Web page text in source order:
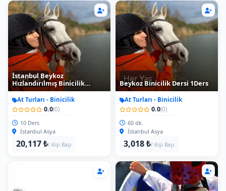
Her Yas
İstanbul Beykoz
Hızlandırılmış Binicilik
Eğitimi
At Turları - Binicilik
0.0(0)
10 Ders
İstanbul Asya
20,117 ₺/ Kişi Başı
Her Yas Beykoz Binicilik Dersi 1Ders
At Turları - Binicilik
0.0(0)
60 dk.
İstanbul Asya
3,018 ₺/ Kişi Başı